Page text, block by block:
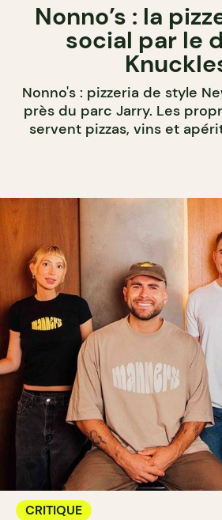
Nonno’s : la
social par le
Nonno's : pizzeria de style
près du parc Jarry. Les
servent pizzas, vins et
CRITIQUE